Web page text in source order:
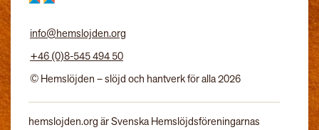
info@hemslojden.org
+46 (0)8-545 494 50
© Hemslöjden – slöjd och hantverk för alla 2026
hemslojden.org är Svenska Hemslöjdsföreningarnas